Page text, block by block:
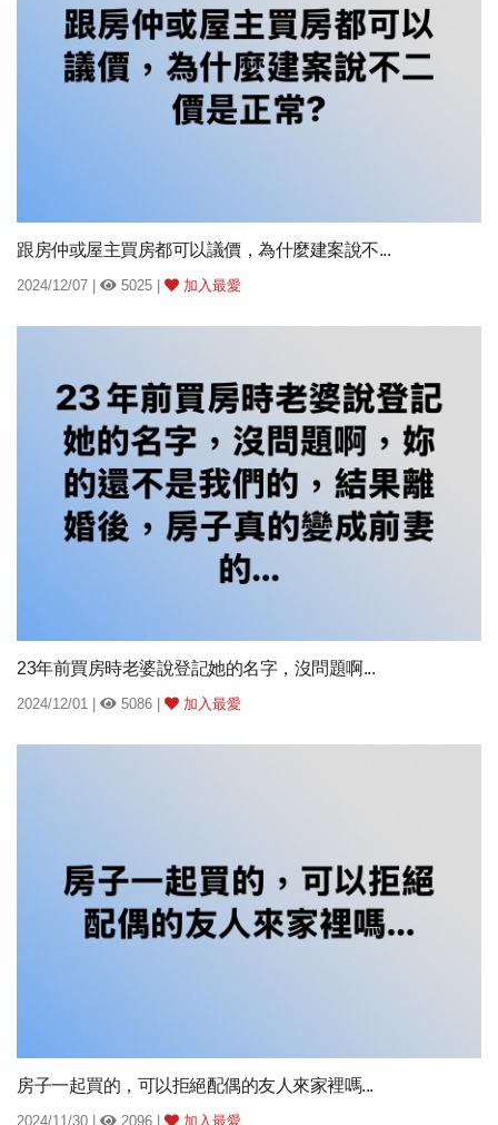
跟房仲或屋主買房都可以議價，為什麼建案說不...
2024/12/07 | 5025 | 加入最愛
23年前買房時老婆說登記她的名字，沒問題啊...
2024/12/01 | 5086 | 加入最愛
房子一起買的，可以拒絕配偶的友人來家裡嗎...
2024/11/30 | 2096 | 加入最愛